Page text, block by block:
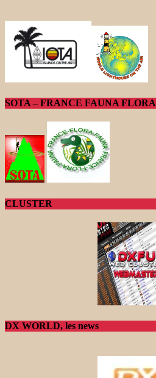
SOTA – FRANCE FAUNA FLORA
CLUSTER
DX WORLD, les news